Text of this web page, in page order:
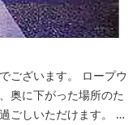
ございます。 ロープウ
奥に下がった場所のた
ごしいただけます。 自